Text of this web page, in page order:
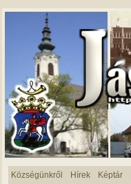
Községünkről Hírek Képtár